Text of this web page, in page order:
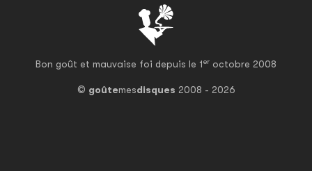
Bon goût et mauvaise foi depuis le 1er octobre 2008
© goûtemesdisques 2008 - 2026